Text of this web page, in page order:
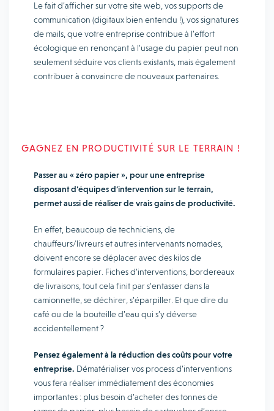
Le fait d’afficher sur votre site web, vos supports de
communication (digitaux bien entendu !), vos signatures
de mails, que votre entreprise contribue à l’effort
écologique en renonçant à l’usage du papier peut non
seulement séduire vos clients existants, mais également
contribuer à convaincre de nouveaux partenaires.
GAGNEZ EN PRODUCTIVITÉ SUR LE TERRAIN !
Passer au « zéro papier », pour une entreprise
disposant d’équipes d’intervention sur le terrain,
permet aussi de réaliser de vrais gains de productivité.
En effet, beaucoup de techniciens, de
chauffeurs/livreurs et autres intervenants nomades,
doivent encore se déplacer avec des kilos de
formulaires papier. Fiches d’interventions, bordereaux
de livraisons, tout cela finit par s’entasser dans la
camionnette, se déchirer, s’éparpiller. Et que dire du
café ou de la bouteille d’eau qui s’y déverse
accidentellement ?
Pensez également à la réduction des coûts pour votre
entreprise. Dématérialiser vos process d’interventions
vous fera réaliser immédiatement des économies
importantes : plus besoin d’acheter des tonnes de